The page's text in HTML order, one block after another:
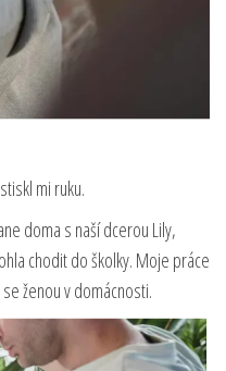
mi ruku.
doma s naší dcerou Lily,
chodit do školky. Moje práce
ženou v domácnosti.